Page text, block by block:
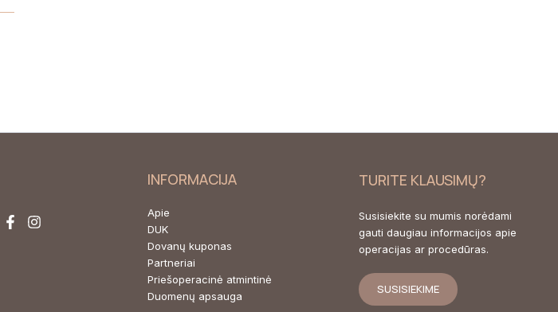
INFORMACIJA
Apie
DUK
Dovanų kuponas
Partneriai
Priešoperacinė atmintinė
Duomenų apsauga
TURITE KLAUSIMŲ?
Susisiekite su mumis norėdami
gauti daugiau informacijos apie
operacijas ar procedūras.
SUSISIEKIME